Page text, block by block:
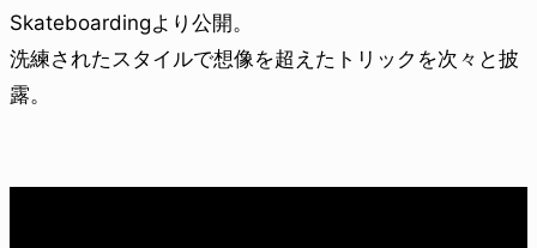
Skateboardingより公開。
洗練されたスタイルで想像を超えたトリックを次々と披
露。